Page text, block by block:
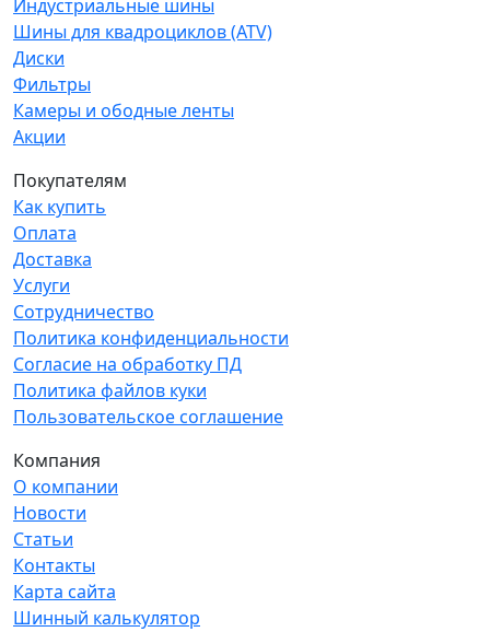
Индустриальные шины
Шины для квадроциклов (ATV)
Диски
Фильтры
Камеры и ободные ленты
Акции
Покупателям
Как купить
Оплата
Доставка
Услуги
Сотрудничество
Политика конфиденциальности
Согласие на обработку ПД
Политика файлов куки
Пользовательское соглашение
Компания
О компании
Новости
Статьи
Контакты
Карта сайта
Шинный калькулятор